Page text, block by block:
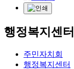
행정복지센터
주민자치회
행정복지센터